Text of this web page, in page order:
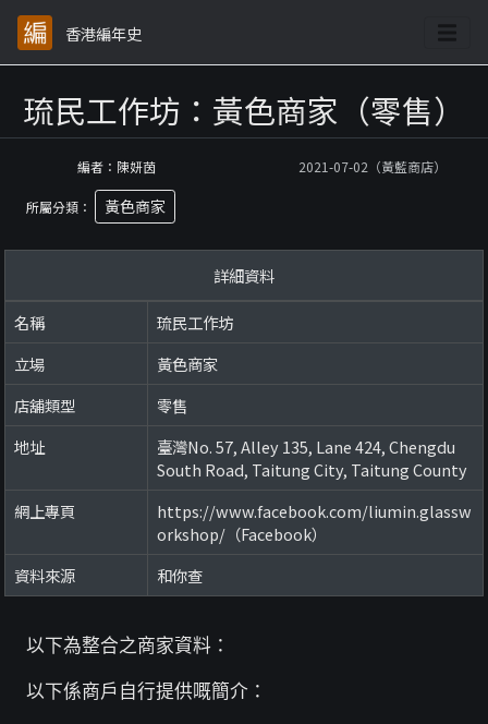
香港編年史
琉民工作坊：黃色商家（零售）
編者：陳妍茵 2021-07-02（黃藍商店）
所屬分類： 黃色商家
詳細資料
名稱
琉民工作坊
立場
黃色商家
店舖類型
零售
地址
臺灣No. 57, Alley 135, Lane 424, Chengdu
South Road, Taitung City, Taitung County
網上專頁
https://www.facebook.com/liumin.glassw
orkshop/（Facebook）
資料來源
和你查
以下為整合之商家資料：
以下係商戶自行提供嘅簡介：